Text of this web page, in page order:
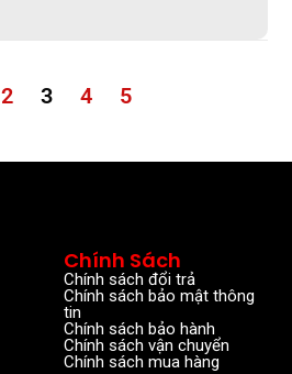
2 3 4 5
Chính Sách
Chính sách đổi trả
Chính sách bảo mật thông
tin
Chính sách bảo hành
Chính sách vận chuyển
Chính sách mua hàng